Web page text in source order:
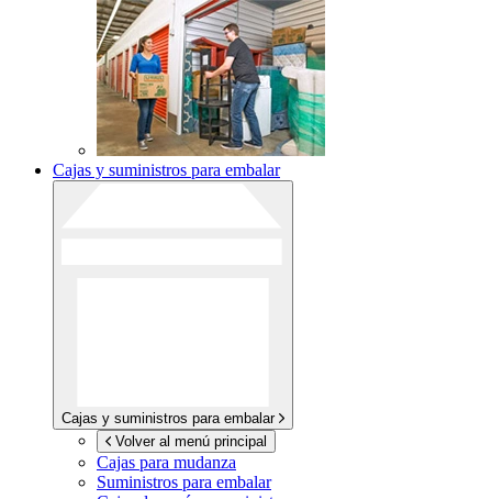
Cajas y suministros para embalar
Cajas y suministros para embalar
Volver al menú principal
Cajas para mudanza
Suministros para embalar